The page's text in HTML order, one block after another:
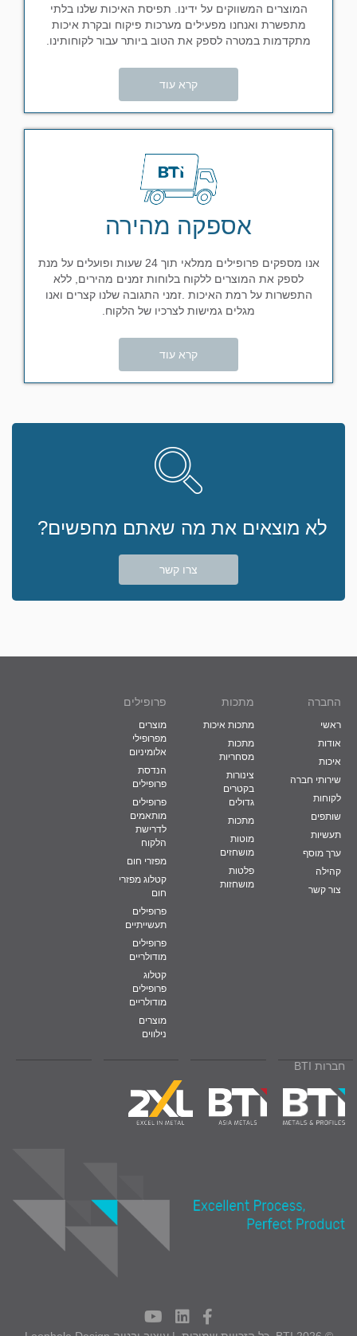
המוצרים המשווקים על ידינו. תפיסת האיכות שלנו בלתי
מתפשרת ואנחנו מפעילים מערכות פיקוח ובקרת איכות
מתקדמות במטרה לספק את הטוב ביותר עבור לקוחותינו.
קרא עוד
אספקה מהירה
אנו מספקים פרופילים ממלאי תוך 24 שעות ופועלים על מנת
לספק את המוצרים ללקוח בלוחות זמנים מהירים, ללא
התפשרות על רמת האיכות .זמני התגובה שלנו קצרים ואנו
מגלים גמישות לצרכיו של הלקוח.
קרא עוד
לא מוצאים את מה שאתם מחפשים?
צרו קשר
החברה
ראשי
אודות
איכות
שירותי חברה
לקוחות
שותפים
תעשיות
ערך מוסף
קהילה
צור קשר
מתכות
מתכות איכות
מתכות
מסחריות
צינורות
בקטרים
גדולים
מתכות
מוטות
מושחזים
פלטות
מושחזות
פרופילים
מוצרים
מפרופילי
אלומיניום
הנדסת
פרופילים
פרופילים
מותאמים
לדרישת
הלקוח
מפזרי חום
קטלוג מפזרי
חום
פרופילים
תעשייתיים
פרופילים
מודולריים
קטלוג
פרופילים
מודולריים
מוצרים
נילווים
חברות BTI